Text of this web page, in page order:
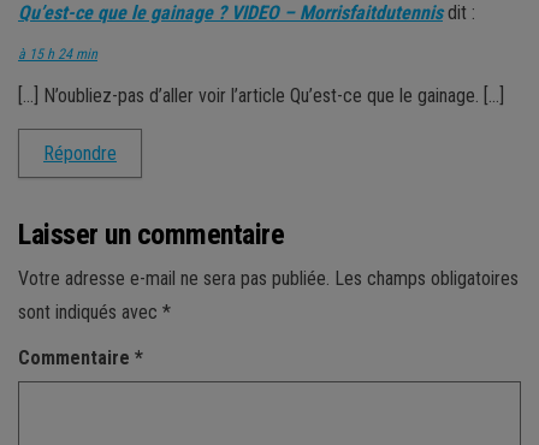
Qu’est-ce que le gainage ? VIDEO – Morrisfaitdutennis dit :
à 15 h 24 min
[…] N’oubliez-pas d’aller voir l’article Qu’est-ce que le gainage. […]
Répondre
Laisser un commentaire
Votre adresse e-mail ne sera pas publiée. Les champs obligatoires
sont indiqués avec *
Commentaire *